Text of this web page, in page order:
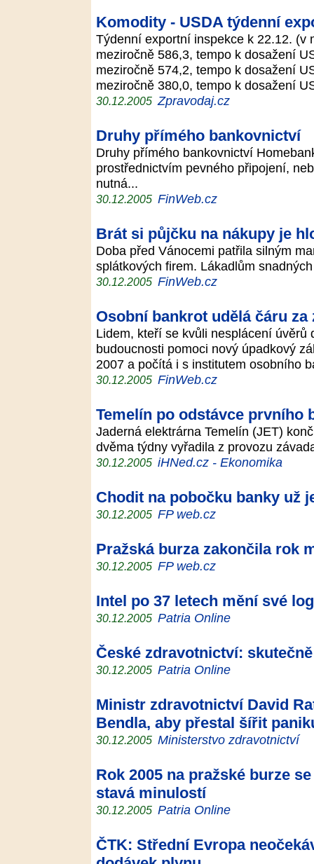
Komodity - USDA týdenní
Týdenní exportní inspekce k 22.12. (v
meziročně 586,3, tempo k dosažení
meziročně 574,2, tempo k dosažení
meziročně 380,0, tempo k dosažení
30.12.2005 Zpravodaj.cz
Druhy přímého bankovnictví
Druhy přímého bankovnictví
prostřednictvím pevného připojení,
nutná...
30.12.2005 FinWeb.cz
Brát si půjčku na nákupy je
Doba před Vánocemi patřila silným
splátkových firem. Lákadlům
30.12.2005 FinWeb.cz
Osobní bankrot udělá čáru
Lidem, kteří se kvůli nesplácení úvěrů
budoucnosti pomoci nový úpadkový
2007 a počítá i s institutem osobního
30.12.2005 FinWeb.cz
Temelín po odstávce prvního
Jaderná elektrárna Temelín (JET)
dvěma týdny vyřadila z provozu
30.12.2005 iHNed.cz - Ekonomika
Chodit na pobočku banky už
30.12.2005 FP web.cz
Pražská burza zakončila rok
30.12.2005 FP web.cz
Intel po 37 letech mění své
30.12.2005 Patria Online
České zdravotnictví:
30.12.2005 Patria Online
Ministr zdravotnictví David
Bendla, aby přestal šířit
30.12.2005 Ministerstvo zdravotnictví
Rok 2005 na pražské burze
stavá minulostí
30.12.2005 Patria Online
ČTK: Střední Evropa